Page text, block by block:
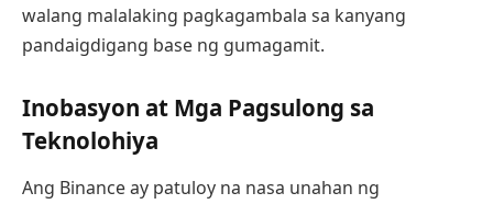
walang malalaking pagkagambala sa kanyang
pandaigdigang base ng gumagamit.
Inobasyon at Mga Pagsulong sa
Teknolohiya
Ang Binance ay patuloy na nasa unahan ng